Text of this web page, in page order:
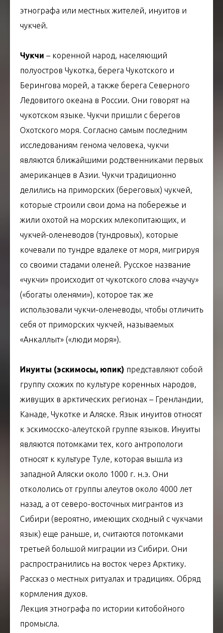
этнографа или местных жителей, инуитов и
чукчей.
Чукчи – коренной народ, населяющий
полуостров Чукотка, берега Чукотского и
Берингова морей, а также берега Северного
Ледовитого океана в России. Они говорят на
чукотском языке. Чукчи пришли с берегов
Охотского моря. Согласно самым последним
исследованиям генома человека, чукчи
являются ближайшими родственниками первых
американцев в Азии. Чукчи традиционно
делились на приморских (береговых) чукчей,
которые строили свои дома на побережье и
жили охотой на морских млекопитающих, и
чукчей-оленеводов (тундровых), которые
кочевали по тундре вдалеке от моря, мигрируя
со своими стадами оленей. Русское название
«чукчи» происходит от чукотского слова «чаучу»
(«богаты оленями»), которое так же
использовали чукчи-оленеводы, чтобы отличить
себя от приморских чукчей, называемых
«Анкаллыт» («люди моря»).
Инуиты (эскимосы, юпик) представляют собой
группу схожих по культуре коренных народов,
живущих в арктических регионах – Гренландии,
Канаде, Чукотке и Аляске. Язык инуитов относят
к эскимосско-алеутской группе языков. Инуиты
являются потомками тех, кого антропологи
относят к культуре Туле, которая вышла из
западной Аляски около 1000 г. н.э. Они
откололись от группы алеутов около 4000 лет
назад, а от северо-восточных мигрантов из
Сибири (вероятно, имеющих сходный с чукчами
язык) еще раньше, и, считаются потомками
третьей большой миграции из Сибири. Они
распространились на восток через Арктику.
Рассказ о местных ритуалах и традициях. Обряд
кормления духов.
Лекция этнографа по истории китобойного
промысла.